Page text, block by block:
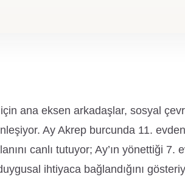
ana eksen arkadaşlar, sosyal
Ay Akrep burcunda 11.
canlı tutuyor; Ay’ın yönettiği 7.
ihtiyaca bağlandığını